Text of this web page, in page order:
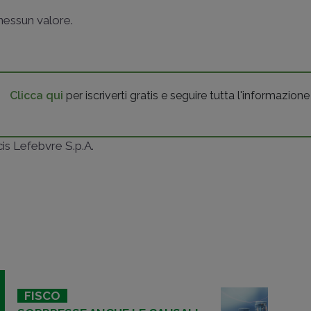
valore.
Clicca qui per iscriverti gratis e seguire tutta
Lefebvre S.p.A.
FISCO